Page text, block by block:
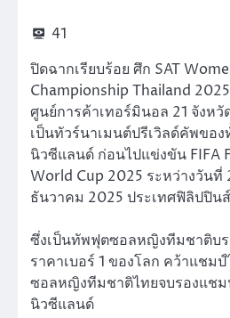
41
ปิดฉากเรียบร้อย ศึก SAT
Championship Thailand
ศูนย์การค้าเทอร์มินอล 21 จังห
เป็นทัวร์นาเมนต์ปรีเวิลด์คัพของ
นิวซีแลนด์ ก่อนไปแข่งขัน FIFA
World Cup 2025 ระหว่างวันที่
ธันวาคม 2025 ประเทศฟิลิปปินส์
ซึ่งเป็นทัพฟุตซอลหญิงทีมชาติบ
ราคาเบอร์ 1 ของโลก คว้าแช
ซอลหญิงทีมชาติไทยจบรองแชม
นิวซีแลนด์